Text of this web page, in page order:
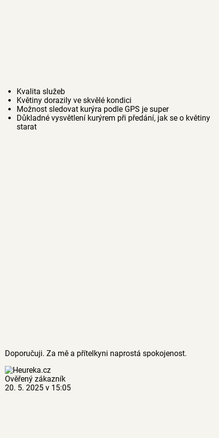
Kvalita služeb
Květiny dorazily ve skvělé kondici
Možnost sledovat kurýra podle GPS je super
Důkladné vysvětlení kurýrem při předání, jak se o květiny
starat
Doporučuji. Za mě a přítelkyni naprostá spokojenost.
Ověřený zákazník
20. 5. 2025 v 15:05